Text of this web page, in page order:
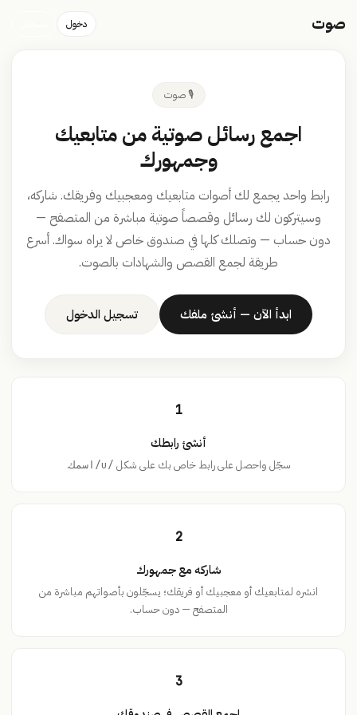
صوت دخول
🎙️ صوت
اجمع رسائل صوتية من متابعيك
وجمهورك
رابط واحد يجمع لك أصوات متابعيك ومعجبيك وفريقك. شاركه،
وسيتركون لك رسائل وقصصاً صوتية مباشرة من المتصفح —
دون حساب — وتصلك كلها في صندوق خاص لا يراه سواك. أسرع
طريقة لجمع القصص والشهادات بالصوت.
ابدأ الآن — أنشئ ملفك تسجيل الدخول
1
أنشئ رابطك
سجّل واحصل على رابط خاص بك على شكل /u/اسمك .
2
شاركه مع جمهورك
انشره لمتابعيك أو معجبيك أو فريقك؛ يسجّلون بأصواتهم مباشرة من
المتصفح — دون حساب.
3